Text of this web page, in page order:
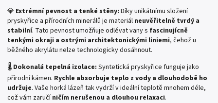
💎 Extrémní pevnost a tenké stěny: Díky unikátnímu složení
pryskyřice a přírodních minerálů je materiál neuvěřitelně tvrdý a
stabilní. Tato pevnost umožňuje odlévat vany s fascinujícně
tenkými okraji a ostrými architektonickými liniemi, čehož u
běžného akrylátu nelze technologicky dosáhnout.
🌡️ Dokonalá tepelná izolace: Syntetická pryskyřice funguje jako
přírodní kámen. Rychle absorbuje teplo z vody a dlouhodobě ho
udržuje. Vaše horká lázeň tak vydrží v ideální teplotě mnohem déle,
což vám zaručíničím nerušenou a dlouhou relaxaci.